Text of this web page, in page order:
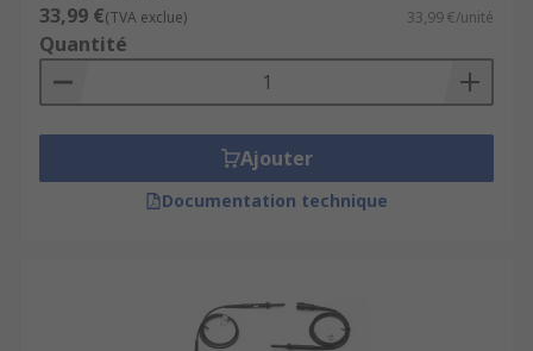
33,99 €(TVA exclue) 33,99 €/unité
Quantité
Ajouter
Documentation technique